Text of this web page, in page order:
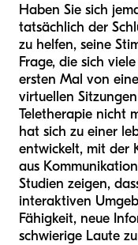
Haben Sie sich
tatsächlich der
zu helfen, seine
Frage, die sich
ersten Mal von
virtuellen
Teletherapie nicht
hat sich zu einer
entwickelt, mit der
aus
Studien zeigen,
interaktiven
Fähigkeit, neue
schwierige Laute